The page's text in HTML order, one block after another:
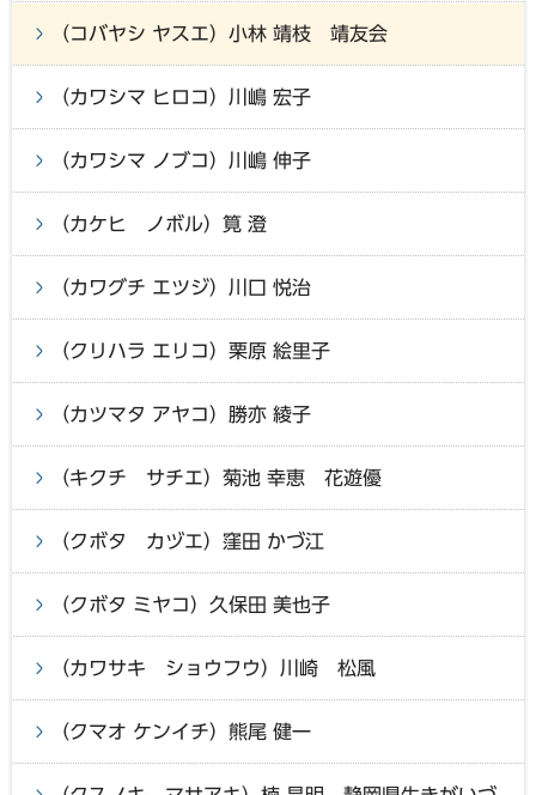
（コバヤシ ヤスエ）小林 靖枝 靖友会
（カワシマ ヒロコ）川嶋 宏子
（カワシマ ノブコ）川嶋 伸子
（カケヒ ノボル）筧 澄
（カワグチ エツジ）川口 悦治
（クリハラ エリコ）栗原 絵里子
（カツマタ アヤコ）勝亦 綾子
（キクチ サチエ）菊池 幸恵 花遊優
（クボタ カヅエ）窪田 かづ江
（クボタ ミヤコ）久保田 美也子
（カワサキ ショウフウ）川崎 松風
（クマオ ケンイチ）熊尾 健一